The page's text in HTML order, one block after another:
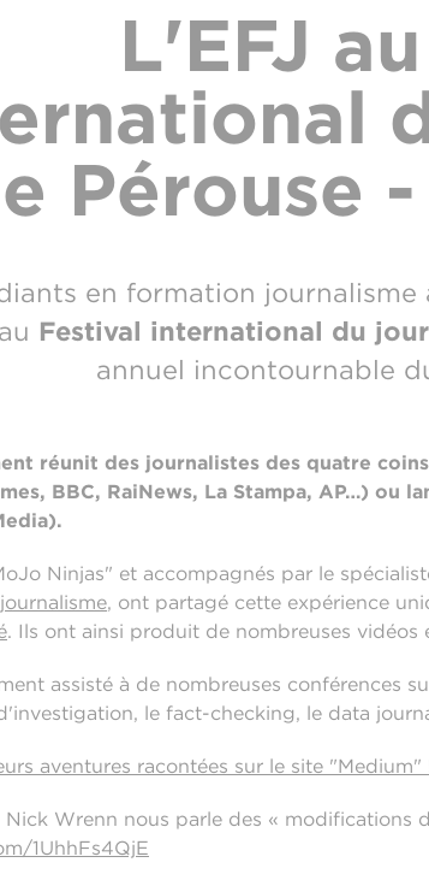
L'EFJ
Pérouse
en formation
Festival international du
annuel incontournable
réunit des journalistes des quatre
BBC, RaiNews, La Stampa, AP…) ou
Ninjas" et accompagnés par le
, ont partagé cette expérience
. Ils ont ainsi produit de nombreuses vidéos
assisté à de nombreuses conférences
le fact-checking, le data
aventures racontées sur le site "Medium"
Nick Wrenn nous parle des « modifications
1UhhFs4QjE